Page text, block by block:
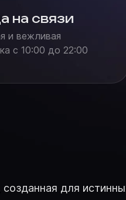
на связи
и вежливая
с 10:00 до 22:00
для